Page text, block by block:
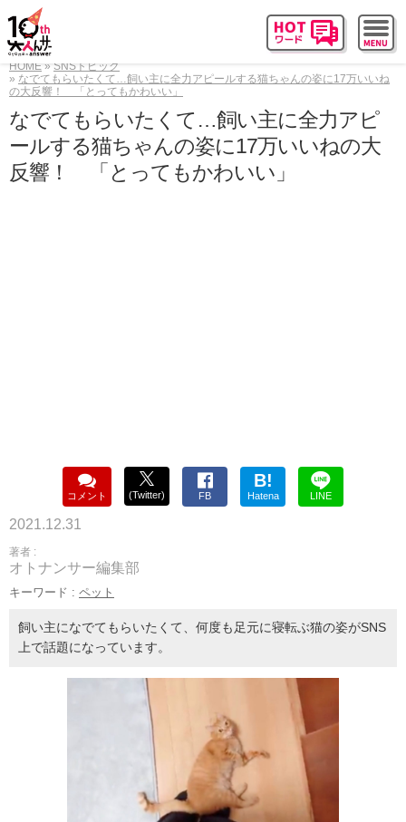
HOME
SNSトピック
なでてもらいたくて…飼い主に全力アピールする猫ちゃんの姿に17万いいね
の大反響！ 「とってもかわいい」
なでてもらいたくて…飼い主に全力アピ
ールする猫ちゃんの姿に17万いいねの大
反響！ 「とってもかわいい」
コメント (Twitter) FB
B!
Hatena LINE
2021.12.31
著者 :
オトナンサー編集部
キーワード : ペット
飼い主になでてもらいたくて、何度も足元に寝転ぶ猫の姿がSNS
上で話題になっています。